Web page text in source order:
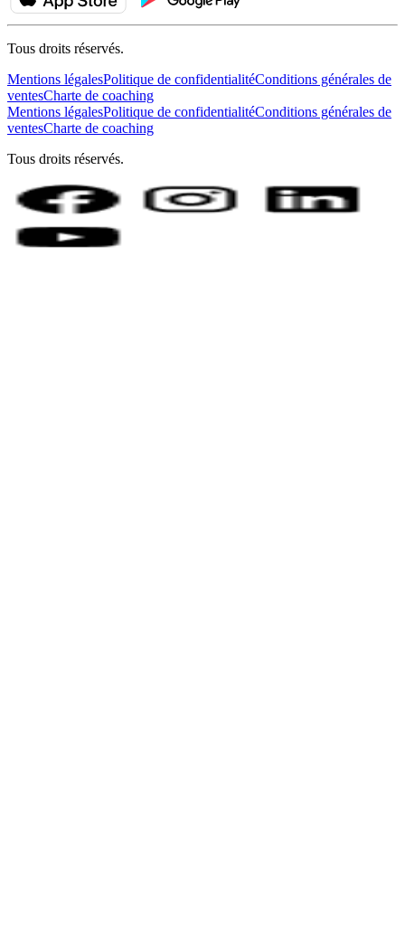
Tous droits réservés.
Mentions légalesPolitique de confidentialitéConditions générales de
ventesCharte de coaching
Mentions légalesPolitique de confidentialitéConditions générales de
ventesCharte de coaching
Tous droits réservés.